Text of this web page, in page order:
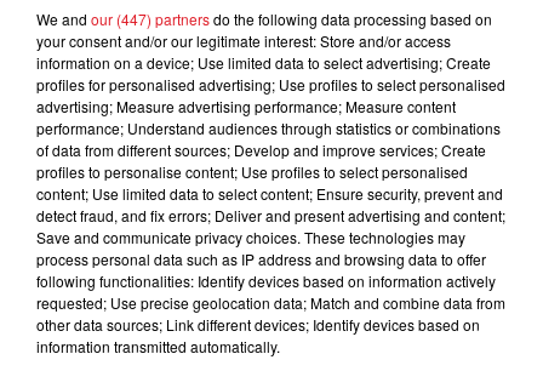
Il est possible de prendre rendez-vous comme pour
les consultations classiques, par téléphone, ou via les
plate-formes comme Doctolib.
Pour ce vaccin, un délai de 4 à 12 semaines est prévu
entre les deux injections. Le vaccin AstraZeneca
présente des résultats tout à fait satisfaisants qui vont
de 62 à 70% d'efficacité, selon la Haute Autorité de
Santé.
FIL D'ACTUS
We and our (447) partnersdo the following data processing based on
your consent and/or our legitimate interest: Store and/or access
information on a device; Use limited data to select advertising; Create
profiles for personalised advertising; Use profiles to select personalised
advertising; Measure advertising performance; Measure content
performance; Understand audiences through statistics or combinations
of data from different sources; Develop and improve services; Create
profiles to personalise content; Use profiles to select personalised
content; Use limited data to select content; Ensure security, prevent and
detect fraud, and fix errors; Deliver and present advertising and content;
Save and communicate privacy choices. These technologies may
process personal data such as IP address and browsing data to offer
following functionalities: Identify devices based on information actively
requested; Use precise geolocation data; Match and combine data from
other data sources; Link different devices; Identify devices based on
information transmitted automatically.